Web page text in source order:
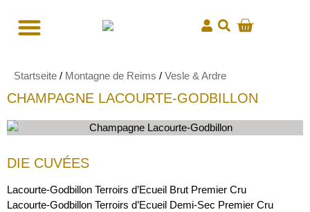
Startseite / Montagne de Reims / Vesle & Ardre
CHAMPAGNE LACOURTE-GODBILLON
DIE CUVÉES
Lacourte-Godbillon Terroirs d’Ecueil Brut Premier Cru
Lacourte-Godbillon Terroirs d’Ecueil Demi-Sec Premier Cru